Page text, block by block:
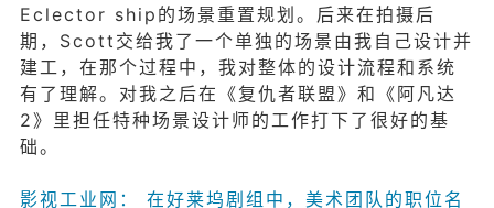
Eclector ship的场景重置规划。后来在拍摄后
期，Scott交给我了一个单独的场景由我自己设计并
建工，在那个过程中，我对整体的设计流程和系统
有了理解。对我之后在《复仇者联盟》和《阿凡达
2》里担任特种场景设计师的工作打下了很好的基
础。
影视工业网： 在好莱坞剧组中，美术团队的职位名